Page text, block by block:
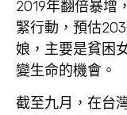
2019年翻倍暴增
緊行動，預估
娘，主要是貧困
變生命的機會。
截至九月，在台